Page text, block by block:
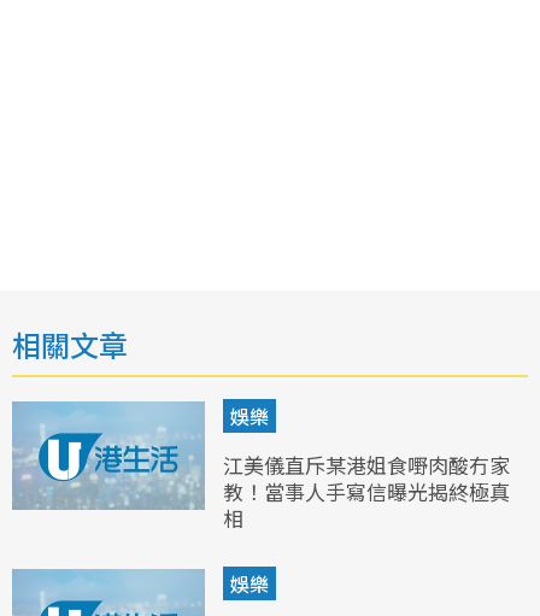
相關文章
娛樂
江美儀直斥某港姐食嘢肉酸冇家
教！當事人手寫信曝光揭終極真
相
娛樂